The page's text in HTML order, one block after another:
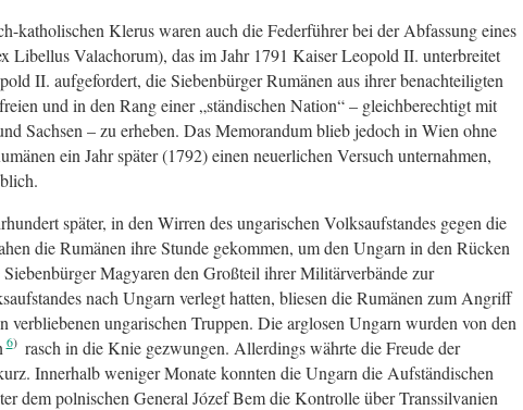
katholischen Klerus waren auch die Federführer bei der Abfassung eines
Libellus Valachorum), das im Jahr 1791 Kaiser Leopold II. unterbreitet
II. aufgefordert, die Siebenbürger Rumänen aus ihrer benachteiligten
und in den Rang einer „ständischen Nation“ – gleichberechtigt mit
Sachsen – zu erheben. Das Memorandum blieb jedoch in Wien ohne
ein Jahr später (1792) einen neuerlichen Versuch unternahmen,
später, in den Wirren des ungarischen Volksaufstandes gegen die
die Rumänen ihre Stunde gekommen, um den Ungarn in den Rücken
Magyaren den Großteil ihrer Militärverbände zur
nach Ungarn verlegt hatten, bliesen die Rumänen zum Angriff
verbliebenen ungarischen Truppen. Die arglosen Ungarn wurden von den
6
rasch in die Knie gezwungen. Allerdings währte die Freude der
Innerhalb weniger Monate konnten die Ungarn die Aufständischen
dem polnischen General Józef Bem die Kontrolle über Transsilvanien